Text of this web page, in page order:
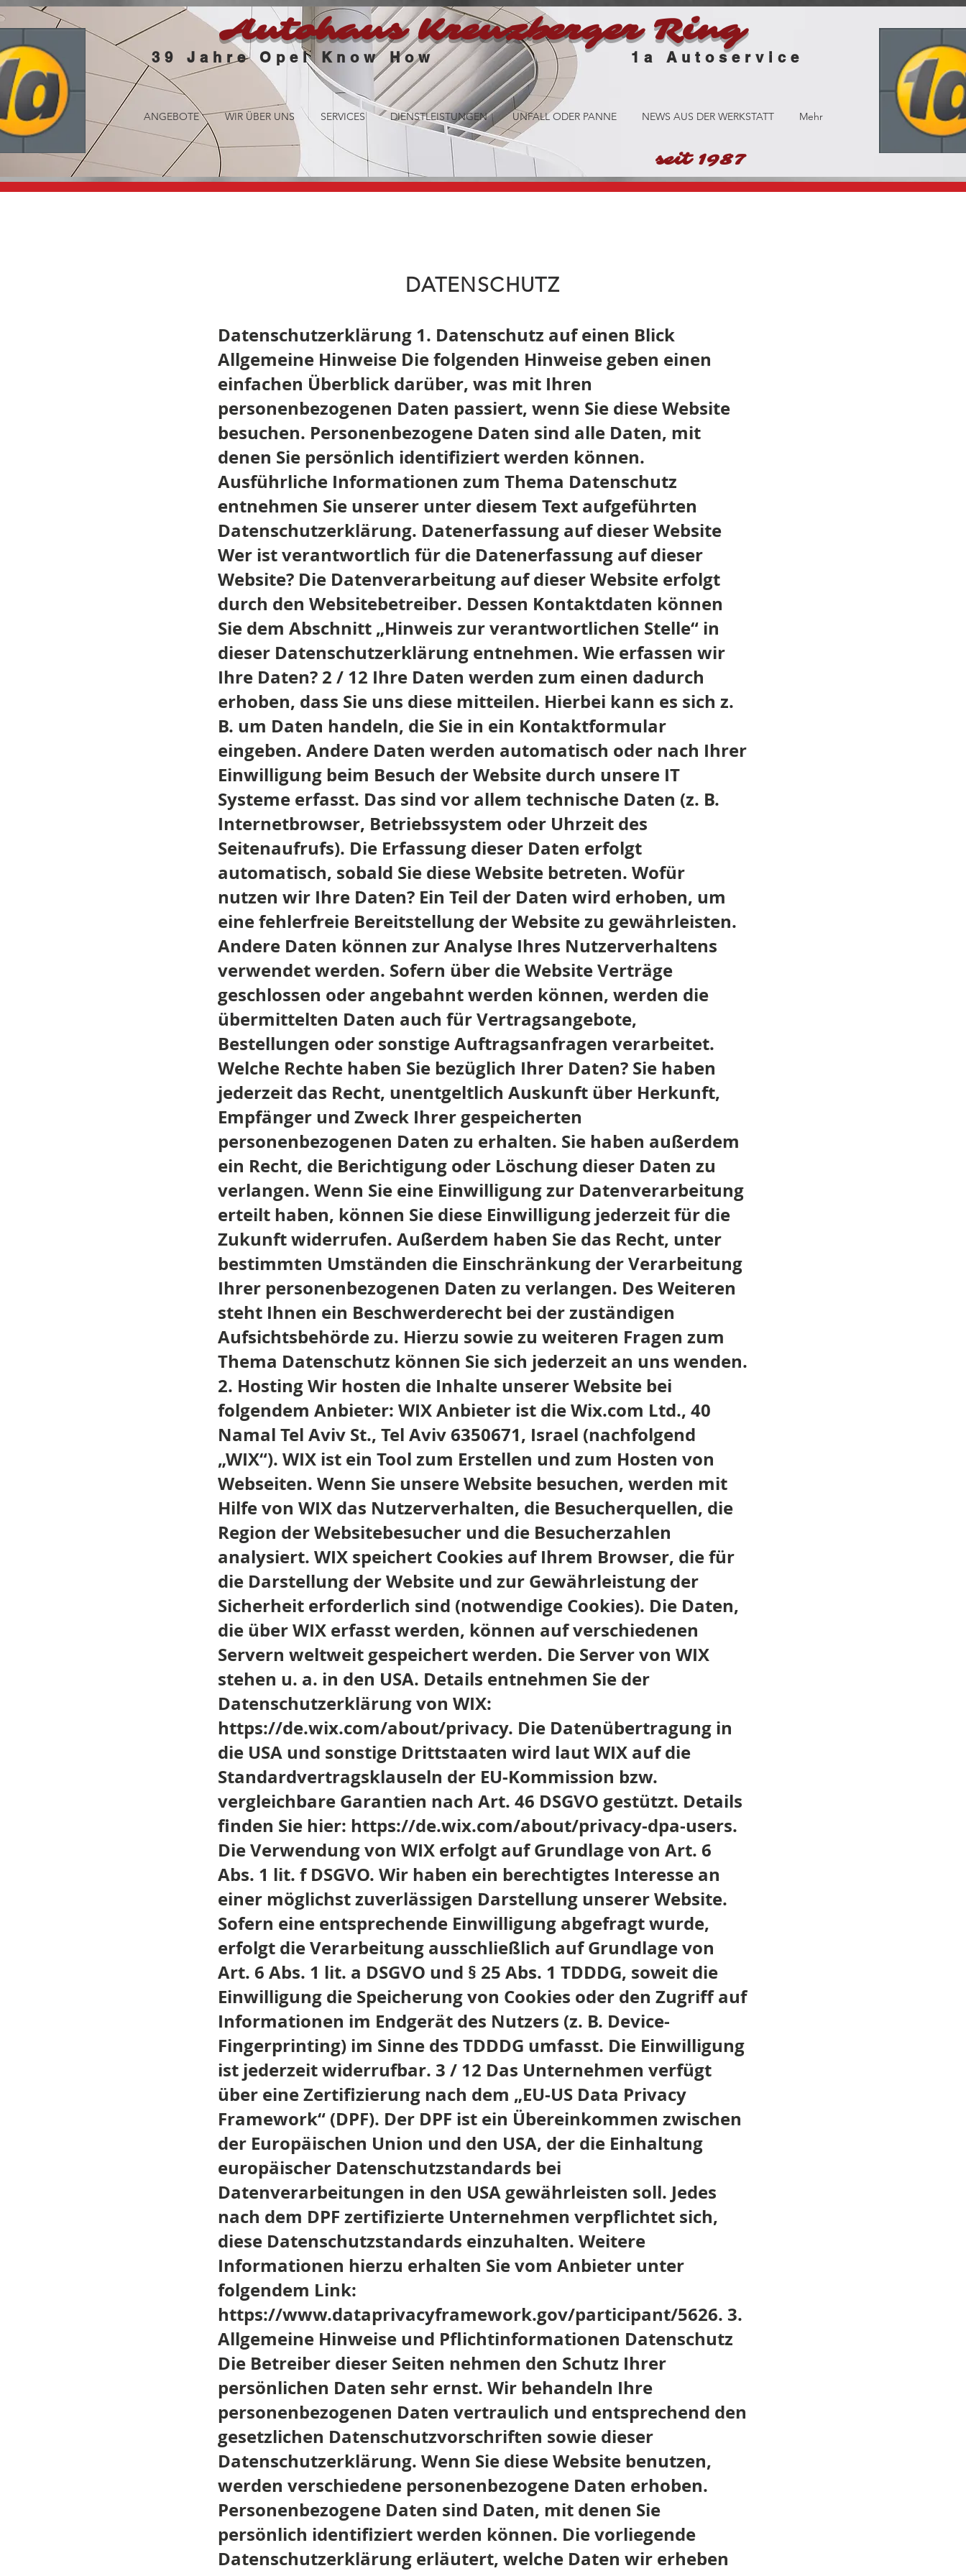
Autohaus Kreuzberger Ring
39 Jahre Opel Know How1a Autoservice
ANGEBOTE WIR ÜBER UNS SERVICES DIENSTLEISTUNGEN UNFALL ODER PANNE NEWS AUS DER WERKSTATT Mehr
seit 1987
DATENSCHUTZ
Datenschutzerklärung 1. Datenschutz auf einen Blick
Allgemeine Hinweise Die folgenden Hinweise geben einen
einfachen Überblick darüber, was mit Ihren
personenbezogenen Daten passiert, wenn Sie diese Website
besuchen. Personenbezogene Daten sind alle Daten, mit
denen Sie persönlich identifiziert werden können.
Ausführliche Informationen zum Thema Datenschutz
entnehmen Sie unserer unter diesem Text aufgeführten
Datenschutzerklärung. Datenerfassung auf dieser Website
Wer ist verantwortlich für die Datenerfassung auf dieser
Website? Die Datenverarbeitung auf dieser Website erfolgt
durch den Websitebetreiber. Dessen Kontaktdaten können
Sie dem Abschnitt „Hinweis zur verantwortlichen Stelle“ in
dieser Datenschutzerklärung entnehmen. Wie erfassen wir
Ihre Daten? 2 / 12 Ihre Daten werden zum einen dadurch
erhoben, dass Sie uns diese mitteilen. Hierbei kann es sich z.
B. um Daten handeln, die Sie in ein Kontaktformular
eingeben. Andere Daten werden automatisch oder nach Ihrer
Einwilligung beim Besuch der Website durch unsere IT
Systeme erfasst. Das sind vor allem technische Daten (z. B.
Internetbrowser, Betriebssystem oder Uhrzeit des
Seitenaufrufs). Die Erfassung dieser Daten erfolgt
automatisch, sobald Sie diese Website betreten. Wofür
nutzen wir Ihre Daten? Ein Teil der Daten wird erhoben, um
eine fehlerfreie Bereitstellung der Website zu gewährleisten.
Andere Daten können zur Analyse Ihres Nutzerverhaltens
verwendet werden. Sofern über die Website Verträge
geschlossen oder angebahnt werden können, werden die
übermittelten Daten auch für Vertragsangebote,
Bestellungen oder sonstige Auftragsanfragen verarbeitet.
Welche Rechte haben Sie bezüglich Ihrer Daten? Sie haben
jederzeit das Recht, unentgeltlich Auskunft über Herkunft,
Empfänger und Zweck Ihrer gespeicherten
personenbezogenen Daten zu erhalten. Sie haben außerdem
ein Recht, die Berichtigung oder Löschung dieser Daten zu
verlangen. Wenn Sie eine Einwilligung zur Datenverarbeitung
erteilt haben, können Sie diese Einwilligung jederzeit für die
Zukunft widerrufen. Außerdem haben Sie das Recht, unter
bestimmten Umständen die Einschränkung der Verarbeitung
Ihrer personenbezogenen Daten zu verlangen. Des Weiteren
steht Ihnen ein Beschwerderecht bei der zuständigen
Aufsichtsbehörde zu. Hierzu sowie zu weiteren Fragen zum
Thema Datenschutz können Sie sich jederzeit an uns wenden.
2. Hosting Wir hosten die Inhalte unserer Website bei
folgendem Anbieter: WIX Anbieter ist die Wix.com Ltd., 40
Namal Tel Aviv St., Tel Aviv 6350671, Israel (nachfolgend
„WIX“). WIX ist ein Tool zum Erstellen und zum Hosten von
Webseiten. Wenn Sie unsere Website besuchen, werden mit
Hilfe von WIX das Nutzerverhalten, die Besucherquellen, die
Region der Websitebesucher und die Besucherzahlen
analysiert. WIX speichert Cookies auf Ihrem Browser, die für
die Darstellung der Website und zur Gewährleistung der
Sicherheit erforderlich sind (notwendige Cookies). Die Daten,
die über WIX erfasst werden, können auf verschiedenen
Servern weltweit gespeichert werden. Die Server von WIX
stehen u. a. in den USA. Details entnehmen Sie der
Datenschutzerklärung von WIX:
https://de.wix.com/about/privacy. Die Datenübertragung in
die USA und sonstige Drittstaaten wird laut WIX auf die
Standardvertragsklauseln der EU-Kommission bzw.
vergleichbare Garantien nach Art. 46 DSGVO gestützt. Details
finden Sie hier: https://de.wix.com/about/privacy-dpa-users.
Die Verwendung von WIX erfolgt auf Grundlage von Art. 6
Abs. 1 lit. f DSGVO. Wir haben ein berechtigtes Interesse an
einer möglichst zuverlässigen Darstellung unserer Website.
Sofern eine entsprechende Einwilligung abgefragt wurde,
erfolgt die Verarbeitung ausschließlich auf Grundlage von
Art. 6 Abs. 1 lit. a DSGVO und § 25 Abs. 1 TDDDG, soweit die
Einwilligung die Speicherung von Cookies oder den Zugriff auf
Informationen im Endgerät des Nutzers (z. B. Device-
Fingerprinting) im Sinne des TDDDG umfasst. Die Einwilligung
ist jederzeit widerrufbar. 3 / 12 Das Unternehmen verfügt
über eine Zertifizierung nach dem „EU-US Data Privacy
Framework“ (DPF). Der DPF ist ein Übereinkommen zwischen
der Europäischen Union und den USA, der die Einhaltung
europäischer Datenschutzstandards bei
Datenverarbeitungen in den USA gewährleisten soll. Jedes
nach dem DPF zertifizierte Unternehmen verpflichtet sich,
diese Datenschutzstandards einzuhalten. Weitere
Informationen hierzu erhalten Sie vom Anbieter unter
folgendem Link:
https://www.dataprivacyframework.gov/participant/5626. 3.
Allgemeine Hinweise und Pflichtinformationen Datenschutz
Die Betreiber dieser Seiten nehmen den Schutz Ihrer
persönlichen Daten sehr ernst. Wir behandeln Ihre
personenbezogenen Daten vertraulich und entsprechend den
gesetzlichen Datenschutzvorschriften sowie dieser
Datenschutzerklärung. Wenn Sie diese Website benutzen,
werden verschiedene personenbezogene Daten erhoben.
Personenbezogene Daten sind Daten, mit denen Sie
persönlich identifiziert werden können. Die vorliegende
Datenschutzerklärung erläutert, welche Daten wir erheben